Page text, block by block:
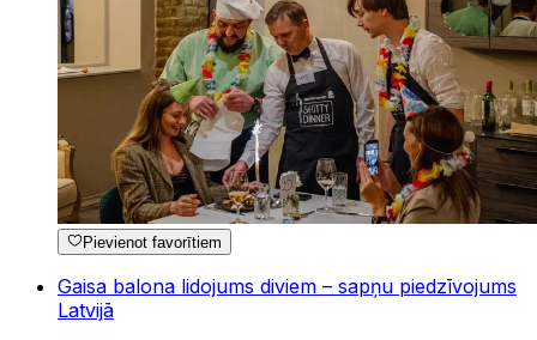
Pievienot favorītiem
Gaisa balona lidojums diviem – sapņu piedzīvojums
Latvijā